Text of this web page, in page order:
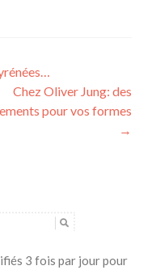
Chez Oliver Jung: des
pour vos formes
→
3 fois par jour pour